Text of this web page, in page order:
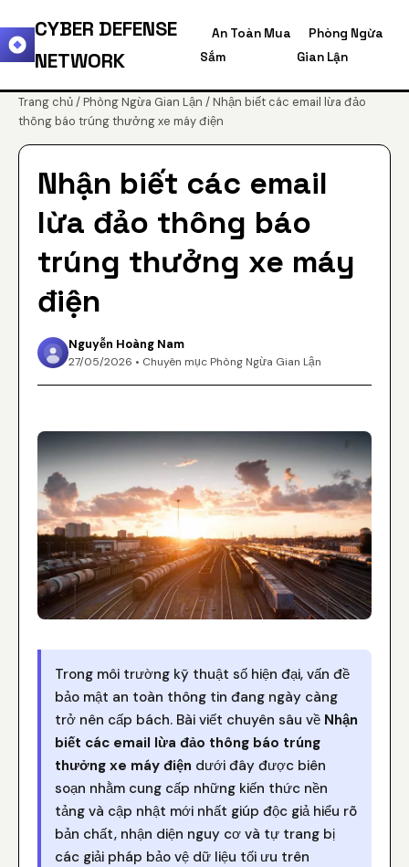
CYBER DEFENSE
NETWORK
An Toàn Mua
Sắm
Phòng Ngừa
Gian Lận
Trang chủ/Phòng Ngừa Gian Lận / Nhận biết các email lừa đảo
thông báo trúng thưởng xe máy điện
Nhận biết các email
lừa đảo thông báo
trúng thưởng xe máy
điện
Nguyễn Hoàng Nam
27/05/2026 • Chuyên mục Phòng Ngừa Gian Lận
Trong môi trường kỹ thuật số hiện đại, vấn đề
bảo mật an toàn thông tin đang ngày càng
trở nên cấp bách. Bài viết chuyên sâu về Nhận
biết các email lừa đảo thông báo trúng
thưởng xe máy điện dưới đây được biên
soạn nhằm cung cấp những kiến thức nền
tảng và cập nhật mới nhất giúp độc giả hiểu rõ
bản chất, nhận diện nguy cơ và tự trang bị
các giải pháp bảo vệ dữ liệu tối ưu trên